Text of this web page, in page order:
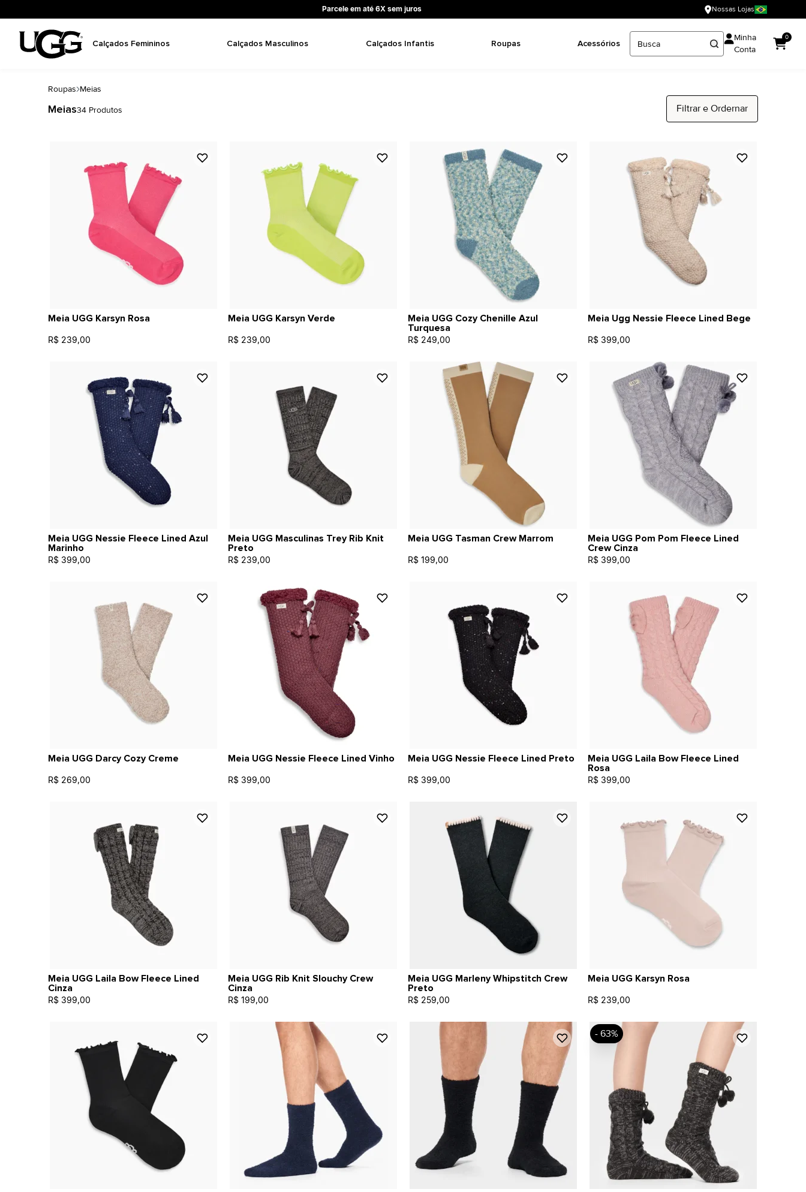
Parcele em até 6X sem juros Nossas Lojas
Calçados Femininos Calçados Masculinos Calçados Infantis Roupas Acessórios
Minha
Conta
0
Roupas Meias
Meias34 Produtos Filtrar e Ordernar
Meia UGG Karsyn Rosa
R$ 239,00
Meia UGG Karsyn Verde
R$ 239,00
Meia UGG Cozy Chenille Azul
Turquesa
R$ 249,00
Meia Ugg Nessie Fleece Lined Bege
R$ 399,00
Meia UGG Nessie Fleece Lined Azul
Marinho
R$ 399,00
Meia UGG Masculinas Trey Rib Knit
Preto
R$ 239,00
Meia UGG Tasman Crew Marrom
R$ 199,00
Meia UGG Pom Pom Fleece Lined
Crew Cinza
R$ 399,00
Meia UGG Darcy Cozy Creme
R$ 269,00
Meia UGG Nessie Fleece Lined Vinho
R$ 399,00
Meia UGG Nessie Fleece Lined Preto
R$ 399,00
Meia UGG Laila Bow Fleece Lined
Rosa
R$ 399,00
Meia UGG Laila Bow Fleece Lined
Cinza
R$ 399,00
Meia UGG Rib Knit Slouchy Crew
Cinza
R$ 199,00
Meia UGG Marleny Whipstitch Crew
Preto
R$ 259,00
Meia UGG Karsyn Rosa
R$ 239,00
- 63%